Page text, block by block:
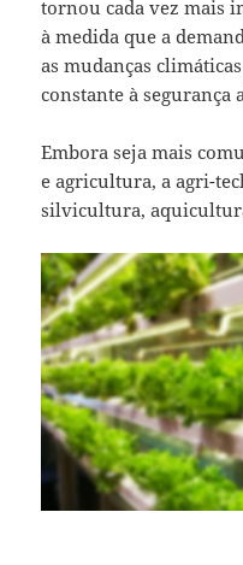
tornou cada vez mais
à medida que a
as mudanças
constante à segurança
Embora seja mais
e agricultura, a agri-
silvicultura,